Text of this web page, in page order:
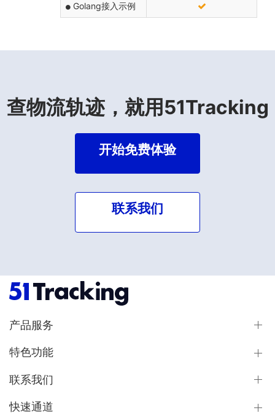
Golang接入示例
查物流轨迹，就用51Tracking
开始免费体验
联系我们
产品服务
特色功能
联系我们
快速通道